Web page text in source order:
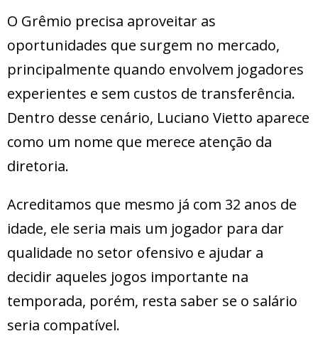
O Grêmio precisa aproveitar as
oportunidades que surgem no mercado,
principalmente quando envolvem jogadores
experientes e sem custos de transferência.
Dentro desse cenário, Luciano Vietto aparece
como um nome que merece atenção da
diretoria.
Acreditamos que mesmo já com 32 anos de
idade, ele seria mais um jogador para dar
qualidade no setor ofensivo e ajudar a
decidir aqueles jogos importante na
temporada, porém, resta saber se o salário
seria compatível.